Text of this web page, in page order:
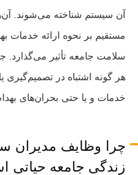
آن سیستم شناخته می‌شوند.
مستقیم بر نحوه ارائه خدمات
سلامت جامعه تأثیر می‌گذارد.
هر گونه اشتباه در تصمیم‌گیری
خدمات و یا حتی بحران‌های
چرا وظایف مدیران
زندگی جامعه حیاتی